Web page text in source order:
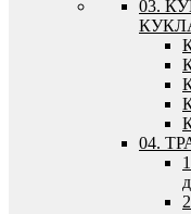
03.
04.